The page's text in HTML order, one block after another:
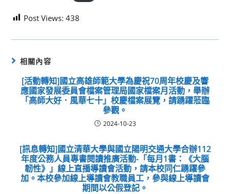
Post Views: 438
相關內容
[活動轉知]國立高雄師範大學為慶祝70周年校慶及響
應國家發展委員會檔案管理局國家檔案月活動，舉辦
「高師大好．風華七十」校慶檔案展覽，請踴躍蒞臨
參觀。
2024-10-23
[訊息轉知]國立清華大學與國立陽明交通大學合辦112
年度公務人員專書閱讀推廣活動-「每月1書：《大腦
韌性》」線上直播導讀會活動，請本校同仁踴躍參
加。本校參加線上導讀會教職員工，參與線上導讀會
期間以公假登記。